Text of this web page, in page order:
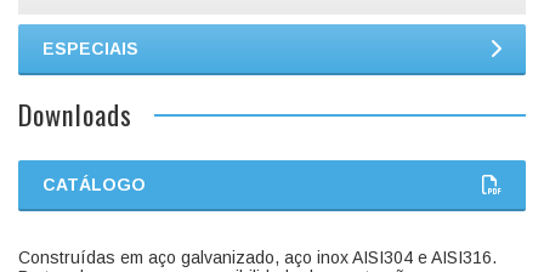
ESPECIAIS
Downloads
CATÁLOGO
Construídas em aço galvanizado, aço inox AISI304 e AISI316.